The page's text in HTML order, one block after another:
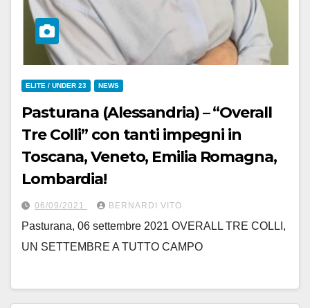
ELITE / UNDER 23 NEWS
Pasturana (Alessandria) – “Overall
Tre Colli” con tanti impegni in
Toscana, Veneto, Emilia Romagna,
Lombardia!
06/09/2021 BERNARDI VITO
Pasturana, 06 settembre 2021 OVERALL TRE COLLI,
UN SETTEMBRE A TUTTO CAMPO